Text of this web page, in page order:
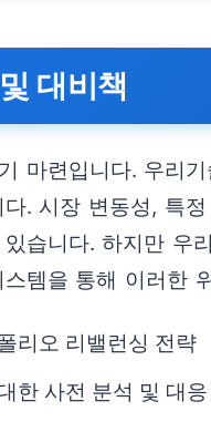
대비책
마련입니다. 우리
. 시장 변동성, 특
습니다. 하지만 우
템을 통해 이러한
리오 리밸런싱 전략
한 사전 분석 및 대응